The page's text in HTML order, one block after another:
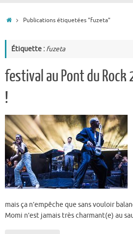
AccueilPublications étiquetées "fuzeta"
Étiquette : fuzeta
festival au Pont du Rock
!
mais ça n’empêche que sans vouloir
Momi n’est jamais très charmant(e) au